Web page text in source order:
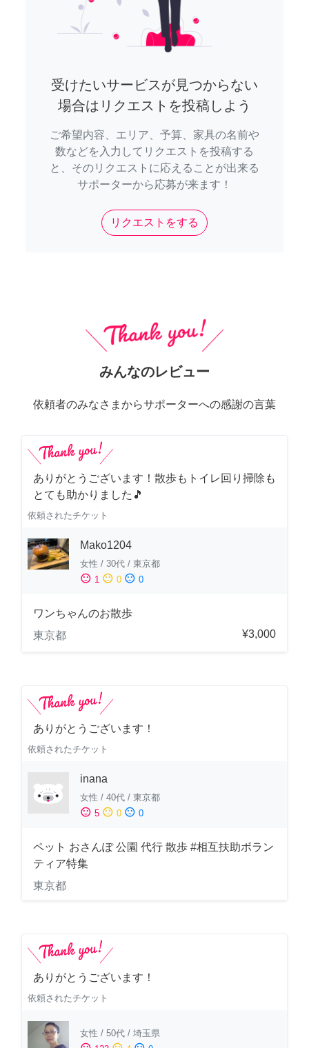
受けたいサービスが見つからない
場合はリクエストを投稿しよう
ご希望内容、エリア、予算、家具の名前や
数などを入力してリクエストを投稿する
と、そのリクエストに応えることが出来る
サポーターから応募が来ます！
リクエストをする
みんなのレビュー
依頼者のみなさまからサポーターへの感謝の言葉
ありがとうございます！散歩もトイレ回り掃除も
とても助かりました🎵
依頼されたチケット
Mako1204
女性 / 30代 / 東京都
sentiment_satisfied 1 sentiment_neutral 0 sentiment_dissatisfied 0
ワンちゃんのお散歩
東京都
¥3,000
ありがとうございます！
依頼されたチケット
inana
女性 / 40代 / 東京都
sentiment_satisfied 5 sentiment_neutral 0 sentiment_dissatisfied 0
ペット おさんぽ 公園 代行 散歩 #相互扶助ボラン
ティア特集
東京都
ありがとうございます！
依頼されたチケット
女性 / 50代 / 埼玉県